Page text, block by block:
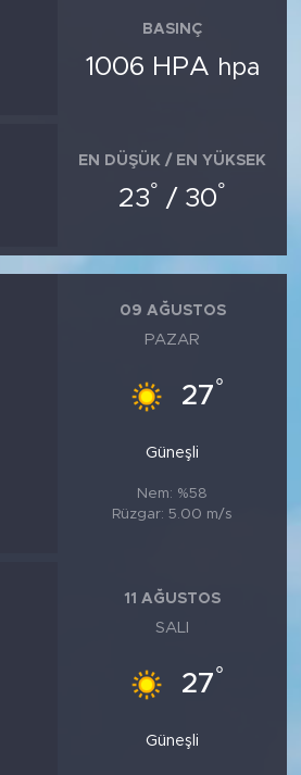
BASINÇ
1006 HPA hpa
EN DÜŞÜK / EN YÜKSEK
23° / 30°
09 AĞUSTOS
PAZAR
27°
Güneşli
Nem: %58
Rüzgar: 5.00 m/s
11 AĞUSTOS
SALI
27°
Güneşli